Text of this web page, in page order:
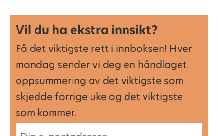
Vil du ha ekstra innsikt?
Få det viktigste rett i innboksen! Hver
mandag sender vi deg en håndlaget
oppsummering av det viktigste som
skjedde forrige uke og det viktigste
som kommer.